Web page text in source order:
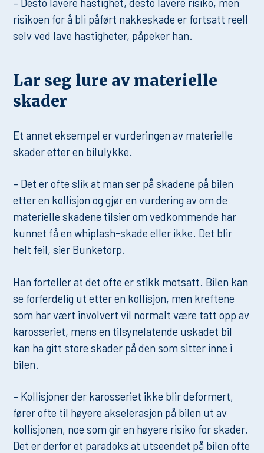
– Desto lavere hastighet, desto lavere risiko, men
risikoen for å bli påført nakkeskade er fortsatt reell
selv ved lave hastigheter, påpeker han.
Lar seg lure av materielle
skader
Et annet eksempel er vurderingen av materielle
skader etter en bilulykke.
– Det er ofte slik at man ser på skadene på bilen
etter en kollisjon og gjør en vurdering av om de
materielle skadene tilsier om vedkommende har
kunnet få en whiplash-skade eller ikke. Det blir
helt feil, sier Bunketorp.
Han forteller at det ofte er stikk motsatt. Bilen kan
se forferdelig ut etter en kollisjon, men kreftene
som har vært involvert vil normalt være tatt opp av
karosseriet, mens en tilsynelatende uskadet bil
kan ha gitt store skader på den som sitter inne i
bilen.
– Kollisjoner der karosseriet ikke blir deformert,
fører ofte til høyere akselerasjon på bilen ut av
kollisjonen, noe som gir en høyere risiko for skader.
Det er derfor et paradoks at utseendet på bilen ofte